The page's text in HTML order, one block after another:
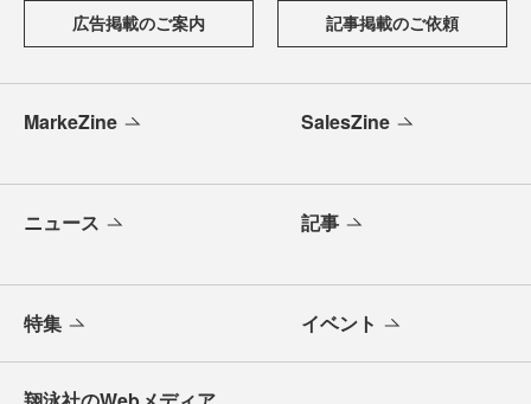
広告掲載のご案内 記事掲載のご依頼
MarkeZine SalesZine
ニュース 記事
特集 イベント